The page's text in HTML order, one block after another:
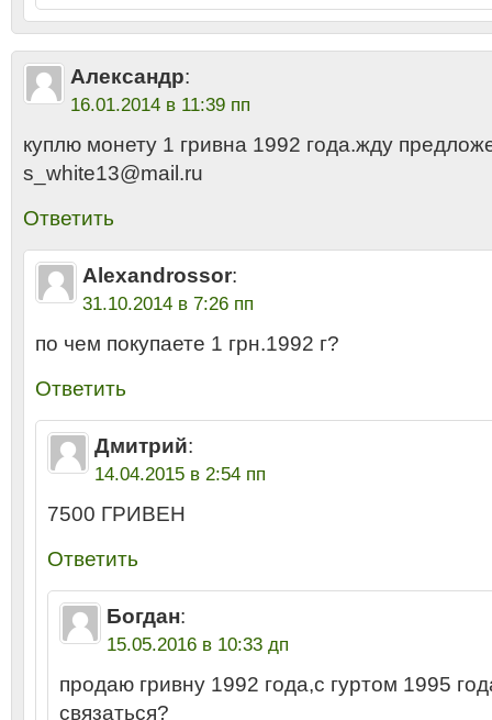
Александр:
16.01.2014 в 11:39 пп
куплю монету 1 гривна 1992 года.жду
s_white13@mail.ru
Ответить
Alexandrossor:
31.10.2014 в 7:26 пп
по чем покупаете 1 грн.1992 г?
Ответить
Дмитрий:
14.04.2015 в 2:54 пп
7500 ГРИВЕН
Ответить
Богдан:
15.05.2016 в 10:33 дп
продаю гривну 1992 года,с гуртом 1995
связаться?